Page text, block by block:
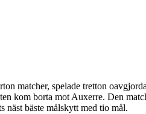
matcher, spelade tretton
kom borta mot Auxerre. Den
bäste målskytt med tio mål.